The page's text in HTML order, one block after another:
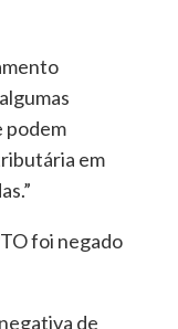
podem
em
foi negado
de